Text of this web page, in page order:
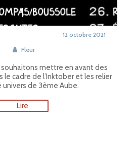
Fleur
12 octobre 2021
mettre en avant des
le cadre de l’Inktober et les relier
univers de 3ème Aube.
Lire